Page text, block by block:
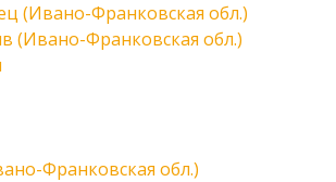
(Ивано-Франковская обл.)
(Ивано-Франковская обл.)
Франковская обл.)